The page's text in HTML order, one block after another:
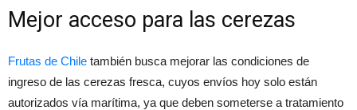
Mejor acceso para las cerezas
Frutas de Chile también busca mejorar las condiciones de
ingreso de las cerezas fresca, cuyos envíos hoy solo están
autorizados vía marítima, ya que deben someterse a tratamiento